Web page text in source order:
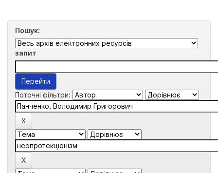
Пошук:
запит
Поточні фільтри: